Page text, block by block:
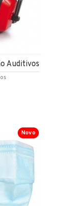
Auditivos
Novo